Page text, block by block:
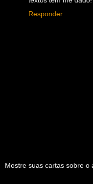
Responder
Mostre suas cartas sobre o